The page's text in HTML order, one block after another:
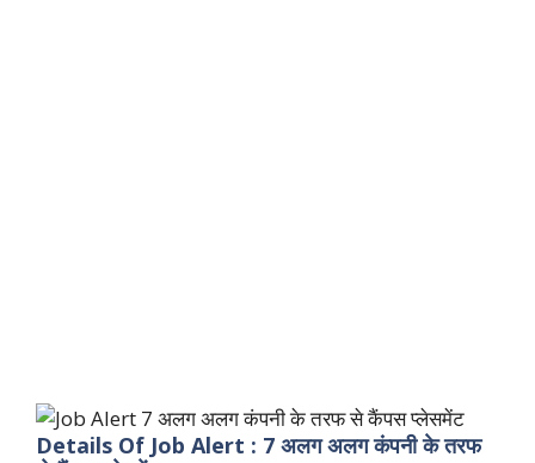
Details Of Job Alert : 7 अलग अलग कंपनी के तरफ